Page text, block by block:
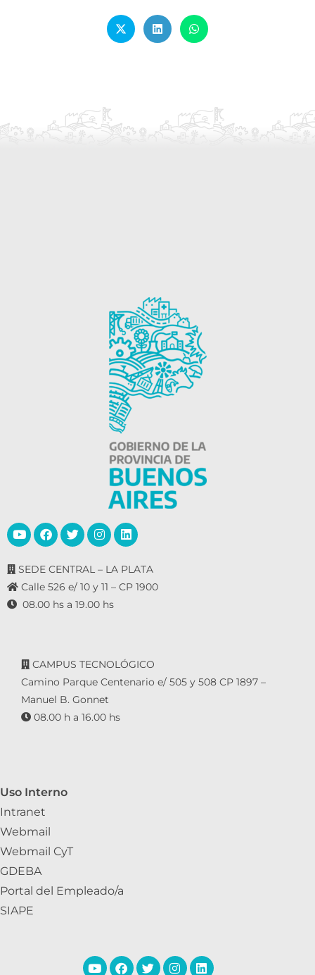
SEDE CENTRAL – LA PLATA
Calle 526 e/ 10 y 11 – CP 1900
08.00 hs a 19.00 hs
CAMPUS TECNOLÓGICO
Camino Parque Centenario e/ 505 y 508 CP 1897 –
Manuel B. Gonnet
08.00 h a 16.00 hs
Uso Interno
Intranet
Webmail
Webmail CyT
GDEBA
Portal del Empleado/a
SIAPE